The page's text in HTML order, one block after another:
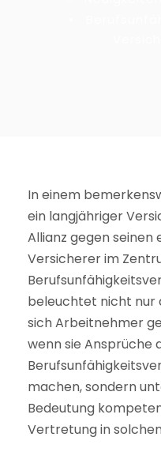
In einem
ein langjähriger
Allianz gegen
Versicherer im
beleuchtet nicht nur
sich Arbeitnehmer
wenn sie Ansprüche
machen, sondern
Bedeutung
Vertretung in